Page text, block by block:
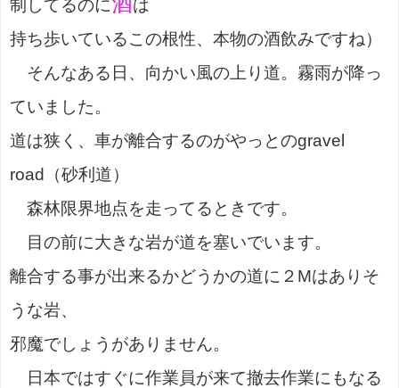
制してるのに
は
持ち歩いているこの根性、本物の酒飲みですね）
そんなある日、向かい風の上り道。霧雨が降っ
ていました。
道は狭く、車が離合するのがやっとのgravel
road（砂利道）
森林限界地点を走ってるときです。
目の前に大きな岩が道を塞いでいます。
離合する事が出来るかどうかの道に２Mはありそ
うな岩、
邪魔でしょうがありません。
日本ではすぐに作業員が来て撤去作業にもなる